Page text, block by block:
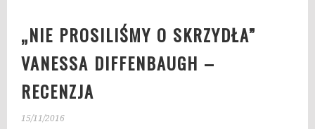
„NIE PROSILIŚMY O SKRZYDŁA”
VANESSA DIFFENBAUGH –
RECENZJA
15/11/2016